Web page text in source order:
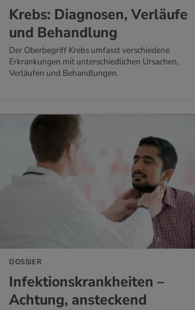
Krebs: Dia­gno­sen, Ver­läu­fe
und Be­hand­lung
Der Oberbegriff Krebs umfasst verschiedene
Erkrankungen mit unterschiedlichen Ursachen,
Verläufen und Behandlungen.
DOSSIER
In­fek­ti­ons­krank­hei­ten –
Ach­tung, an­ste­ckend